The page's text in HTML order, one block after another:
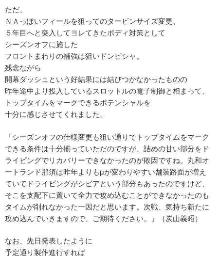
ただ、
ＮＡっぽいフィールを狙ってのタービンサイズ変更、
５年目へと突入してヨレてきたボディ対策として
シーズンオフに施した
フロントまわりの補強は狙いドンピシャ。
残念ながら
開幕ダッシュという好結果には結びつかなかったものの
昨年途中より投入しているスロットルの電子制御と相まって、
トップタイムをマークできるポテンシャルを
十分に感じさせてくれました。
「シーズンオフの仕様変更も狙い通りでトップタイムをマーク
できる条件は十分揃っていただのですが、詰めの甘い部分をド
ライビングでリカバリーできなかったのが敗因ですね。丸和オ
ートランド那須は昨年よりもμが変わりやすい舗装路面が増え
ていてドライビングがシビアという部分もあったのですけど、
そこを支配下に置いて全力で攻め込むことができなかったのも
タイムが削れなかった一因だと思います。次戦、気持ち新たに
攻め込んでいきますので、ご期待ください。」（炭山義昭）
なお、先日発表したように
予定通り製作進行すれば